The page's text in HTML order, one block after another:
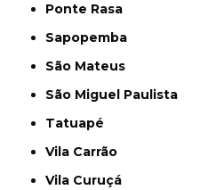
Ponte Rasa
Sapopemba
São Mateus
São Miguel Paulista
Tatuapé
Vila Carrão
Vila Curuçá